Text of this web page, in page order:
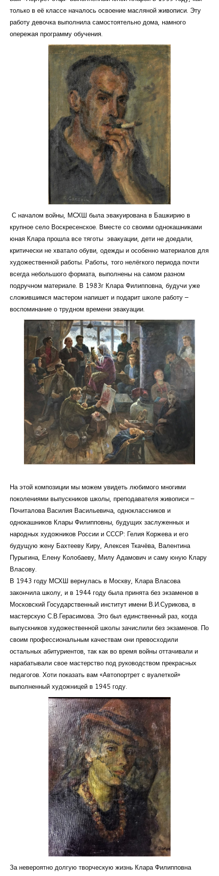
только в её классе началось освоение масляной живописи. Эту
работу девочка выполнила самостоятельно дома, намного
опережая программу обучения.
С началом войны, МСХШ была эвакуирована в Башкирию в
крупное село Воскресенское. Вместе со своими однокашниками
юная Клара прошла все тяготы эвакуации, дети не доедали,
критически не хватало обуви, одежды и особенно материалов для
художественной работы. Работы, того нелёгкого периода почти
всегда небольшого формата, выполнены на самом разном
подручном материале. В 1983г Клара Филипповна, будучи уже
сложившимся мастером напишет и подарит школе работу –
воспоминание о трудном времени эвакуации.
На этой композиции мы можем увидеть любимого многими
поколениями выпускников школы, преподавателя живописи –
Почиталова Василия Васильевича, одноклассников и
однокашников Клары Филипповны, будущих заслуженных и
народных художников России и СССР: Гелия Коржева и его
будущую жену Бахтееву Киру, Алексея Ткачёва, Валентина
Пурыгина, Елену Колобаеву, Милу Адамович и саму юную Клару
Власову.
В 1943 году МСХШ вернулась в Москву, Клара Власова
закончила школу, и в 1944 году была принята без экзаменов в
Московский Государственный институт имени В.И.Сурикова, в
мастерскую С.В.Герасимова. Это был единственный раз, когда
выпускников художественной школы зачислили без экзаменов. По
своим профессиональным качествам они превосходили
остальных абитуриентов, так как во время войны оттачивали и
нарабатывали свое мастерство под руководством прекрасных
педагогов. Хоти показать вам «Автопортрет с вуалеткой»
выполненный художницей в 1945 году.
За невероятно долгую творческую жизнь Клара Филипповна